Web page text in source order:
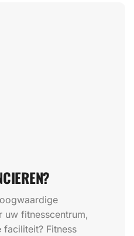
uw fitnesscentrum,
Fitness